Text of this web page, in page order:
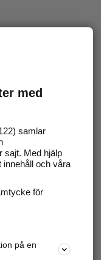
med
samlar
sajt. Med hjälp
och våra
för
på en